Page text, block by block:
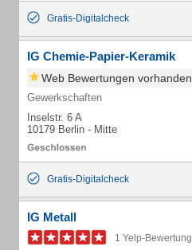
Gratis-Digitalcheck
IG Chemie-Papier-Keramik
Web Bewertungen vorhanden
Gewerkschaften
Inselstr. 6 A
10179 Berlin - Mitte
Gratis-Digitalcheck
IG Metall
1 Yelp-Bewertung